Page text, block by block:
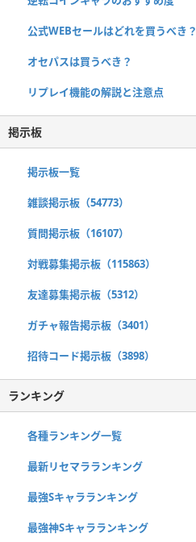
公式WEBセールはどれを買うべき？
オセパスは買うべき？
リプレイ機能の解説と注意点
掲示板
掲示板一覧
雑談掲示板（54773）
質問掲示板（16107）
対戦募集掲示板（115863）
友達募集掲示板（5312）
ガチャ報告掲示板（3401）
招待コード掲示板（3898）
ランキング
各種ランキング一覧
最新リセマラランキング
最強Sキャラランキング
最強神Sキャラランキング